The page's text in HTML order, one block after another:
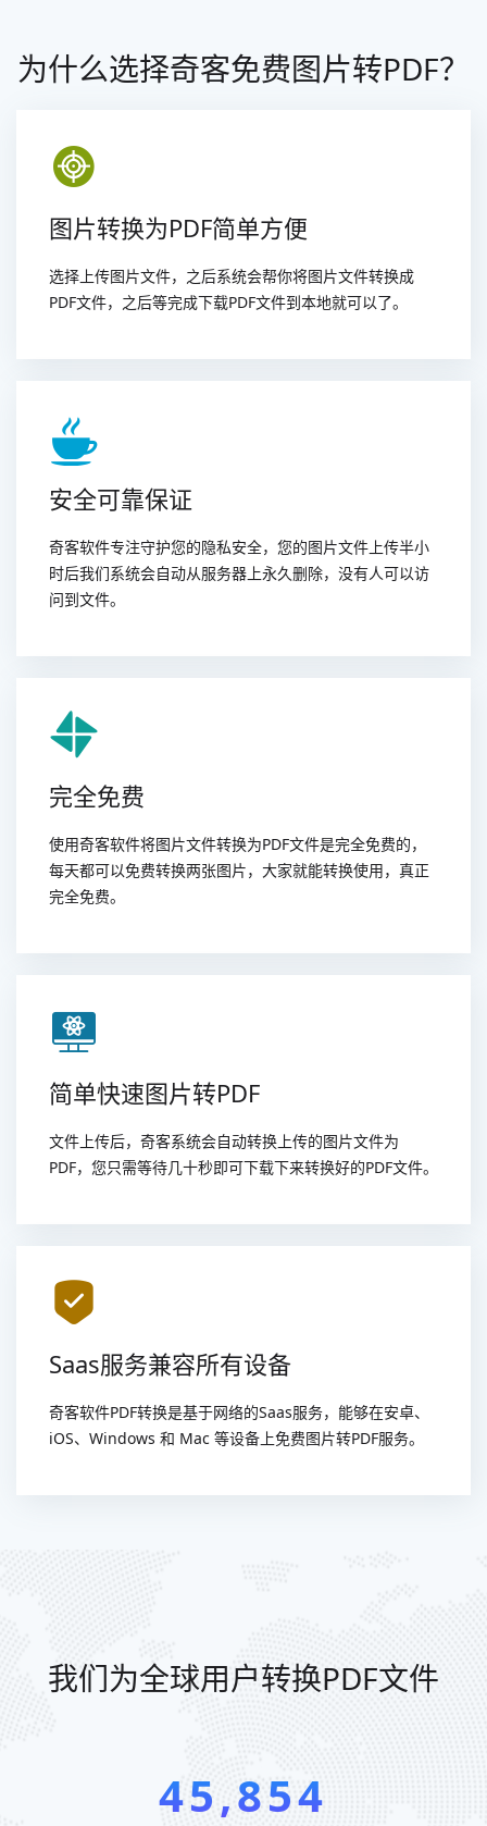
为什么选择奇客免费图片转PDF？
图片转换为PDF简单方便
选择上传图片文件，之后系统会帮你将图片文件转换成
PDF文件，之后等完成下载PDF文件到本地就可以了。
安全可靠保证
奇客软件专注守护您的隐私安全，您的图片文件上传半小
时后我们系统会自动从服务器上永久删除，没有人可以访
问到文件。
完全免费
使用奇客软件将图片文件转换为PDF文件是完全免费的，
每天都可以免费转换两张图片，大家就能转换使用，真正
完全免费。
简单快速图片转PDF
文件上传后，奇客系统会自动转换上传的图片文件为
PDF，您只需等待几十秒即可下载下来转换好的PDF文件。
Saas服务兼容所有设备
奇客软件PDF转换是基于网络的Saas服务，能够在安卓、
iOS、Windows 和 Mac 等设备上免费图片转PDF服务。
我们为全球用户转换PDF文件
45,854